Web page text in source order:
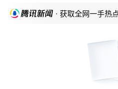
· 获取全网一手热